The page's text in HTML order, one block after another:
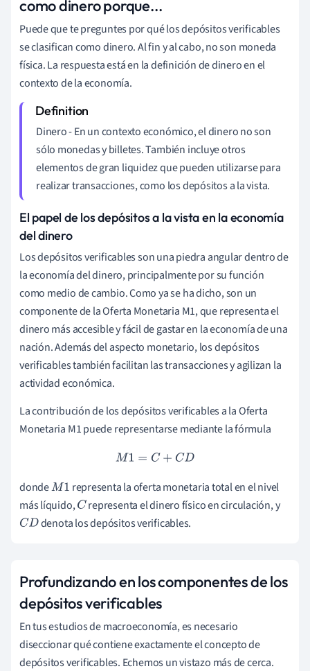
como dinero porque...
Puede que te preguntes por qué los depósitos verificables
se clasifican como dinero. Al fin y al cabo, no son moneda
física. La respuesta está en la definición de dinero en el
contexto de la economía.
Dinero - En un contexto económico, el dinero no son
sólo monedas y billetes. También incluye otros
elementos de gran liquidez que pueden utilizarse para
realizar transacciones, como los depósitos a la vista.
El papel de los depósitos a la vista en la economía
del dinero
Los depósitos verificables son una piedra angular dentro de
la economía del dinero, principalmente por su función
como medio de cambio. Como ya se ha dicho, son un
componente de la Oferta Monetaria M1, que representa el
dinero más accesible y fácil de gastar en la economía de una
nación. Además del aspecto monetario, los depósitos
verificables también facilitan las transacciones y agilizan la
actividad económica.
La contribución de los depósitos verificables a la Oferta
Monetaria M1 puede representarse mediante la fórmula
M1 =C+CD
dondeM1 representa la oferta monetaria total en el nivel
más líquido,C representa el dinero físico en circulación, y
CD denota los depósitos verificables.
Profundizando en los componentes de los
depósitos verificables
En tus estudios de macroeconomía, es necesario
diseccionar qué contiene exactamente el concepto de
depósitos verificables. Echemos un vistazo más de cerca.